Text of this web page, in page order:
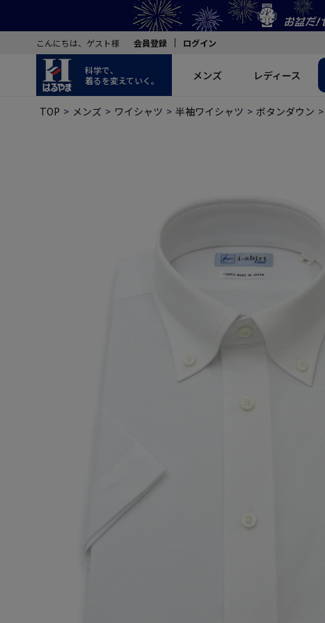
こんにちは、ゲスト様 会員登録 ログイン
科学で、
着るを変えていく。
メンズ レディース
TOP メンズ ワイシャツ 半袖ワイシャツ ボタンダウン